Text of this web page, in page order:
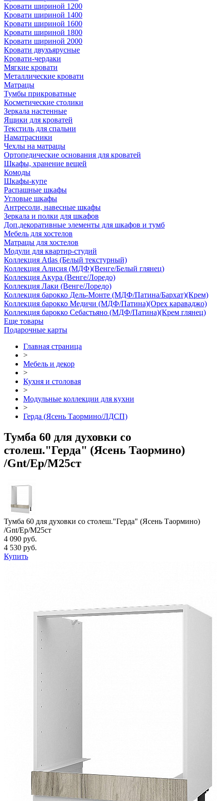
Кровати шириной 1200
Кровати шириной 1400
Кровати шириной 1600
Кровати шириной 1800
Кровати шириной 2000
Кровати двухъярусные
Кровати-чердаки
Мягкие кровати
Металлические кровати
Матрацы
Тумбы прикроватные
Косметические столики
Зеркала настенные
Ящики для кроватей
Текстиль для спальни
Наматрасники
Чехлы на матрацы
Ортопедические основания для кроватей
Шкафы, хранение вещей
Комоды
Шкафы-купе
Распашные шкафы
Угловые шкафы
Антресоли, навесные шкафы
Зеркала и полки для шкафов
Доп.декоративные элементы для шкафов и тумб
Мебель для хостелов
Матрацы для хостелов
Модули для квартир-студий
Коллекция Atlas (Белый текстурный)
Коллекция Алисия (МДФ)(Венге/Белый глянец)
Коллекция Акура (Венге/Лоредо)
Коллекция Лаки (Венге/Лоредо)
Коллекция барокко Дель-Монте (МДФ/Патина/Бархат)(Крем)
Коллекция барокко Медичи (МДФ/Патина)(Орех караваджо)
Коллекция барокко Себастьяно (МДФ/Патина)(Крем глянец)
Еще товары
Подарочные карты
Главная страница
>
Мебель и декор
>
Кухня и столовая
>
Модульные коллекции для кухни
>
Герда (Ясень Таормино/ЛДСП)
Тумба 60 для духовки со
столеш."Герда" (Ясень Таормино)
/Gnt/Ep/М25ст
Тумба 60 для духовки со столеш."Герда" (Ясень Таормино)
/Gnt/Ep/М25ст
4 090 руб.
4 530 руб.
Купить